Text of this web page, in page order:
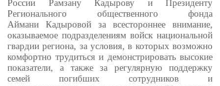
России Рамзану Кадырову и Президенту
Регионального общественного фонда
Аймани Кадыровой за всестороннее внимание,
оказываемое подразделениям войск национальной
гвардии региона, за условия, в которых возможно
комфортно трудиться и демонстрировать высокие
показатели, а также за регулярную поддержку
семей погибших сотрудников и